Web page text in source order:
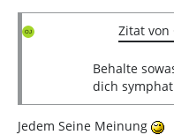
Zitat von
Behalte
dich
Jedem Seine Meinung